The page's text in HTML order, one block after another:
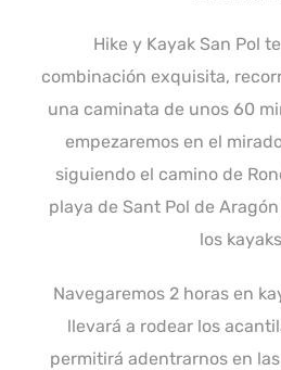
Hike y Kayak San Pol
combinación exquisita,
una caminata de unos 60
empezaremos en el
siguiendo el camino de
playa de Sant Pol de
los
Navegaremos 2 horas en
llevará a rodear los
permitirá adentrarnos en